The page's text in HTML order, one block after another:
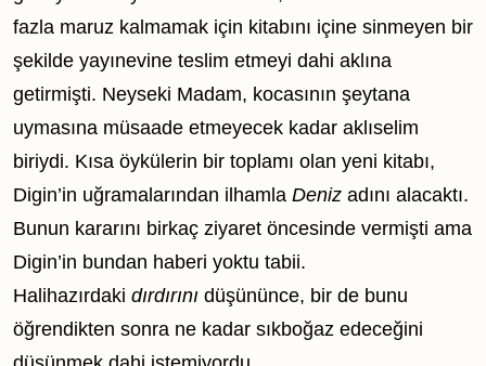
fazla maruz kalmamak için kitabını içine sinmeyen bir
şekilde yayınevine teslim etmeyi dahi aklına
getirmişti. Neyseki Madam, kocasının şeytana
uymasına müsaade etmeyecek kadar aklıselim
biriydi. Kısa öykülerin bir toplamı olan yeni kitabı,
Digin’in uğramalarından ilhamla Deniz adını alacaktı.
Bunun kararını birkaç ziyaret öncesinde vermişti ama
Digin’in bundan haberi yoktu tabii.
Halihazırdaki dırdırını düşününce, bir de bunu
öğrendikten sonra ne kadar sıkboğaz edeceğini